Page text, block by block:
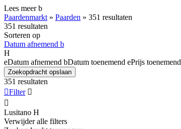
Lees meerb
Paardenmarkt » Paarden » 351 resultaten
351 resultaten
Sorteren op
Datum afnemend b
H
eDatum afnemend bDatum toenemend ePrijs toenemend
Zoekopdracht opslaan
351 resultaten
Filter 

Lusitano H
Verwijder alle filters